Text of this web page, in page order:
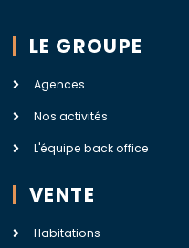
LE GROUPE
Agences
Nos activités
L'équipe back office
VENTE
Habitations